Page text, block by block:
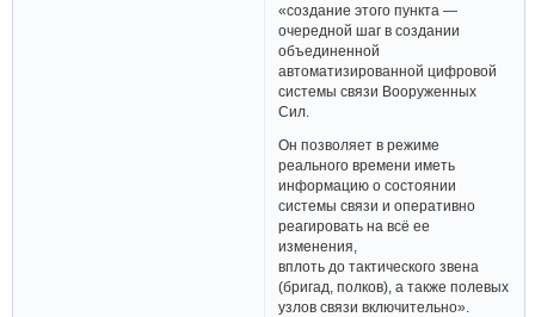
«создание этого пункта —
очередной шаг в создании
объединенной
автоматизированной цифровой
системы связи Вооруженных
Сил.
Он позволяет в режиме
реального времени иметь
информацию о состоянии
системы связи и оперативно
реагировать на всё ее
изменения,
вплоть до тактического звена
(бригад, полков), а также полевых
узлов связи включительно».